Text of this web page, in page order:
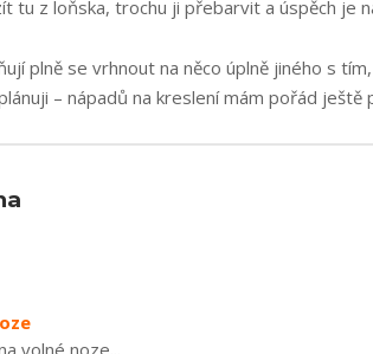
tu z loňska, trochu ji přebarvit a úspěch je
plně se vrhnout na něco úplně jiného s
– nápadů na kreslení mám pořád ještě
volné noze...